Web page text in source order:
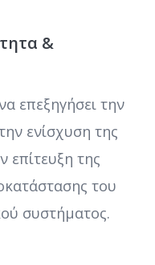
&
επεξηγήσει την
ενίσχυση της
επίτευξη της
του
συστήματος.